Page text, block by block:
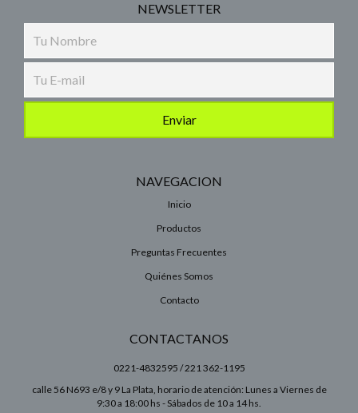
NEWSLETTER
NAVEGACION
Inicio
Productos
Preguntas Frecuentes
Quiénes Somos
Contacto
CONTACTANOS
0221-4832595 / 221 362-1195
calle 56 N693 e/8 y 9 La Plata, horario de atención: Lunes a Viernes de
9:30 a 18:00 hs - Sábados de 10 a 14 hs.